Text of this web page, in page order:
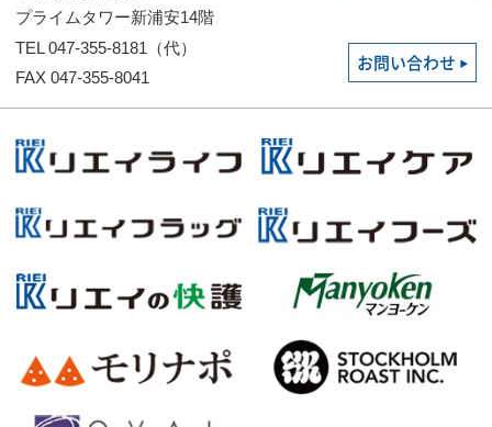
プライムタワー新浦安14階
TEL 047-355-8181（代）
FAX 047-355-8041
お問い合わせ